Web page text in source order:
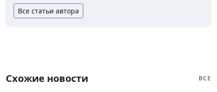
Все статьи автора
Схожие новости ВСЕ